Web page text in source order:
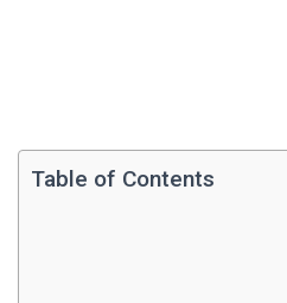
Table of Contents